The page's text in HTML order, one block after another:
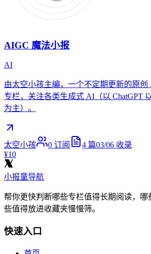
AIGC 魔法小报
AI
由太空小孩主编，一个不定期更新的原创
专栏，关注各类生成式 AI（以 ChatGPT
为主）。
太空小孩 0 订阅 4 篇03/06 收录
¥10
小报童导航
帮你更快判断哪些专栏值得长期阅读，哪
些值得放进收藏夹慢慢筛。
快速入口